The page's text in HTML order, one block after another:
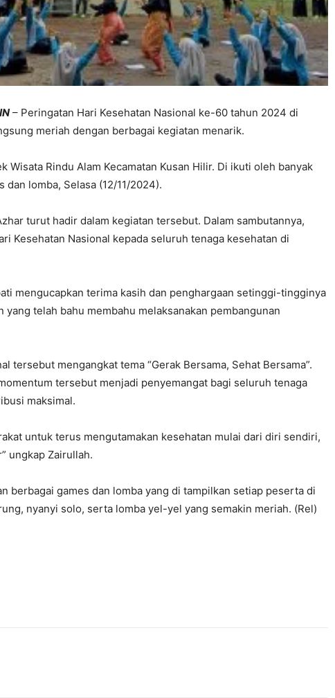
– Peringatan Hari Kesehatan Nasional ke-60 tahun 2024 di
meriah dengan berbagai kegiatan menarik.
Wisata Rindu Alam Kecamatan Kusan Hilir. Di ikuti oleh banyak
lomba, Selasa (12/11/2024).
turut hadir dalam kegiatan tersebut. Dalam sambutannya,
Kesehatan Nasional kepada seluruh tenaga kesehatan di
mengucapkan terima kasih dan penghargaan setinggi-tingginya
yang telah bahu membahu melaksanakan pembangunan
tersebut mengangkat tema “Gerak Bersama, Sehat Bersama”.
tersebut menjadi penyemangat bagi seluruh tenaga
maksimal.
untuk terus mengutamakan kesehatan mulai dari diri sendiri,
ungkap Zairullah.
berbagai games dan lomba yang di tampilkan setiap peserta di
nyanyi solo, serta lomba yel-yel yang semakin meriah. (Rel)